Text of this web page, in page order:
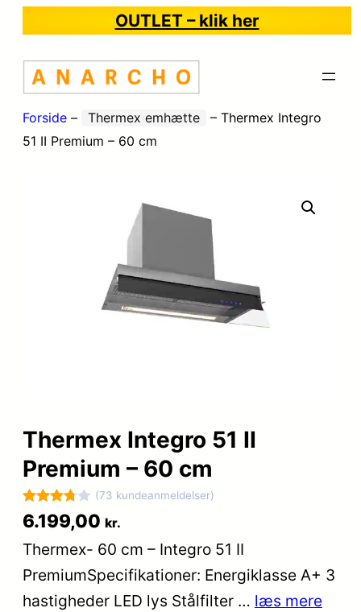
OUTLET – klik her
Forside – Thermex emhætte – Thermex Integro
51 II Premium – 60 cm
Thermex Integro 51 II
Premium – 60 cm
Bedømt
3.8 ud af
5
baseret
73
(73 kundeanmeldelser)
6.199,00 kr.
Thermex- 60 cm – Integro 51 II
PremiumSpecifikationer: Energiklasse A+ 3
hastigheder LED lys Stålfilter … læs mere